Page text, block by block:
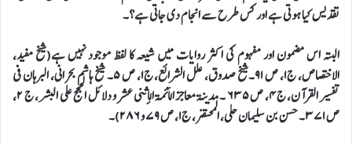
تقدیس کیا ہوتی ہے اور کس طرح سے انجام دی جاتی ہے؟۔
البتہ اس مضمون اور مفہوم کی اکثر روایات میں شیعہ کا لفظ موجود نہیں ہے(شیخ مفید،
الاختصاص، ج۱، ص ۹۱۔شیخ صدوق، علل الشرائع، ج۱، ص ۵۔ شیخ هاشم بحرانی، البرهان فی
تفسیر القرآن، ج۴، ص ۶۳۵ ۔ مدینۃ معاجز الأئمة الإثنی عشر و دلائل الحجج علی البشر، ج ۲،
ص ۳۷۱۔ حسن بن سلیمان حلی، المحتضر، ج۱، ص ۷۹ و ۲۸۶)۔